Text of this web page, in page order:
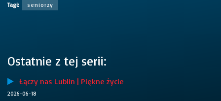
Tagi: seniorzy
Ostatnie z tej serii:
Łączy nas Lublin | Piękne życie
2026-06-18